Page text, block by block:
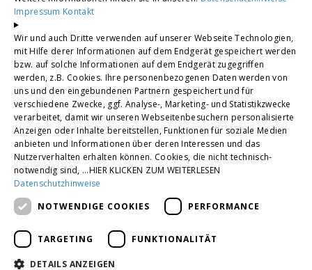
Troisdorf · Willich · Sankt Augustin
Unsere Bewertungen
4,2
Impressum Kontakt
Wir und auch Dritte verwenden auf unserer Webseite Technologien,
mit Hilfe derer Informationen auf dem Endgerät gespeichert werden
bzw. auf solche Informationen auf dem Endgerät zugegriffen
werden, z.B. Cookies. Ihre personenbezogenen Daten werden von
uns und den eingebundenen Partnern gespeichert und für
verschiedene Zwecke, ggf. Analyse-, Marketing- und Statistikzwecke
verarbeitet, damit wir unseren Webseitenbesuchern personalisierte
Anzeigen oder Inhalte bereitstellen, Funktionen für soziale Medien
anbieten und Informationen über deren Interessen und das
Nutzerverhalten erhalten können. Cookies, die nicht technisch-
notwendig sind, ...HIER KLICKEN ZUM WEITERLESEN
Datenschutzhinweise
NOTWENDIGE COOKIES
PERFORMANCE
TARGETING FUNKTIONALITÄT
DETAILS ANZEIGEN